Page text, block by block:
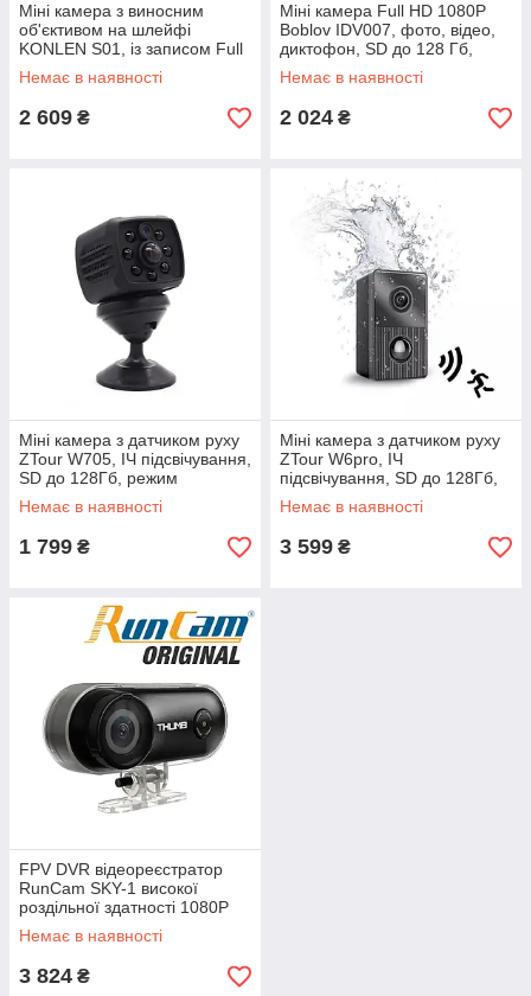
Міні камера з виносним
об'єктивом на шлейфі
KONLEN S01, із записом Full
HD 1080P c пультом ДУ
Немає в наявності
2 609 ₴
Міні камера Full HD 1080P
Boblov IDV007, фото, відео,
диктофон, SD до 128 Гб,
потужна батарея 560 маг
Немає в наявності
2 024 ₴
Міні камера з датчиком руху
ZTour W705, ІЧ підсвічування,
SD до 128Гб, режим
очікування 120 днів
Немає в наявності
1 799 ₴
Міні камера з датчиком руху
ZTour W6pro, ІЧ
підсвічування, SD до 128Гб,
вологозахист IP65, режим
очікування 1 рік
Немає в наявності
3 599 ₴
FPV DVR відеореєстратор
RunCam SKY-1 високої
роздільної здатності 1080P
60FPS 9.8 g 150° FOV з
гіроскопом і кріпленням
Немає в наявності
3 824 ₴